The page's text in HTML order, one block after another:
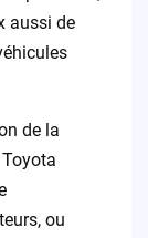
aussi de
de la
ou